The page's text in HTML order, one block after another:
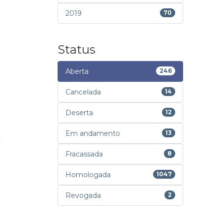
2019 70
Status
Aberta 246
Cancelada 14
Deserta 12
Em andamento 13
Fracassada 8
Homologada 1047
Revogada 2